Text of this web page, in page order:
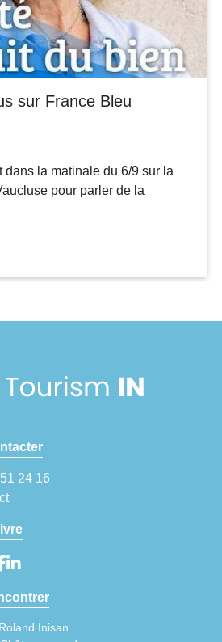
sur France Bleu
dans la matinale du 6/9 sur la
pour parler de la
24 16
Inisan